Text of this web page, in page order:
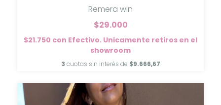
Remera win
$29.000
$21.750 con Efectivo. Unicamente retiros en el
showroom
3 cuotas sin interés de $9.666,67